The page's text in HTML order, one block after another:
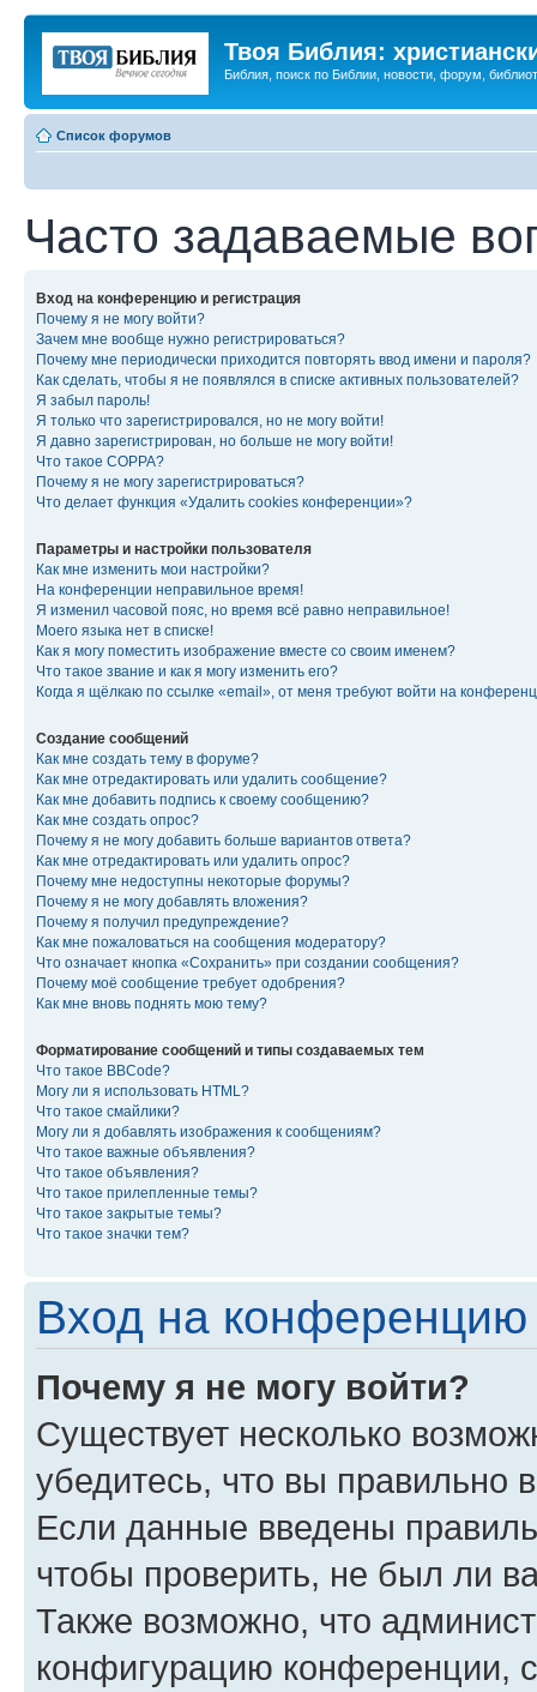
Твоя Библия:
Библия, поиск по Библии, новости, форум,
Список форумов
Часто задаваемые
Вход на конференцию и регистрация
Почему я не могу войти?
Зачем мне вообще нужно регистрироваться?
Почему мне периодически приходится повторять ввод имени и пароля?
Как сделать, чтобы я не появлялся в списке активных пользователей?
Я забыл пароль!
Я только что зарегистрировался, но не могу войти!
Я давно зарегистрирован, но больше не могу войти!
Что такое COPPA?
Почему я не могу зарегистрироваться?
Что делает функция «Удалить cookies конференции»?
Параметры и настройки пользователя
Как мне изменить мои настройки?
На конференции неправильное время!
Я изменил часовой пояс, но время всё равно неправильное!
Моего языка нет в списке!
Как я могу поместить изображение вместе со своим именем?
Что такое звание и как я могу изменить его?
Когда я щёлкаю по ссылке «email», от меня требуют войти на
Создание сообщений
Как мне создать тему в форуме?
Как мне отредактировать или удалить сообщение?
Как мне добавить подпись к своему сообщению?
Как мне создать опрос?
Почему я не могу добавить больше вариантов ответа?
Как мне отредактировать или удалить опрос?
Почему мне недоступны некоторые форумы?
Почему я не могу добавлять вложения?
Почему я получил предупреждение?
Как мне пожаловаться на сообщения модератору?
Что означает кнопка «Сохранить» при создании сообщения?
Почему моё сообщение требует одобрения?
Как мне вновь поднять мою тему?
Форматирование сообщений и типы создаваемых тем
Что такое BBCode?
Могу ли я использовать HTML?
Что такое смайлики?
Могу ли я добавлять изображения к сообщениям?
Что такое важные объявления?
Что такое объявления?
Что такое прилепленные темы?
Что такое закрытые темы?
Что такое значки тем?
Вход на конференцию
Почему я не могу войти?
Существует несколько
убедитесь, что вы правильно
Если данные введены
чтобы проверить, не был ли
Также возможно, что
конфигурацию конференции,